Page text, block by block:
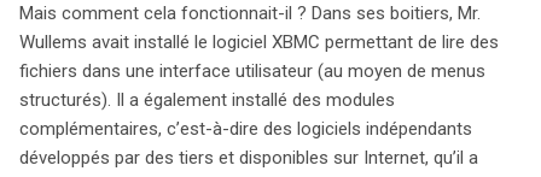
attiré l’attention des autorités. La question centrale est
de savoir si Wullems a engagé une « communication au
public » en vendant ce dispositif. L’avocat général
souligne que fournir des hyperliens vers des œuvres
protégées constitue un acte de communication, et que
le Filmspeler va au-delà d’un simple accessoire
Mais comment cela fonctionnait-il ? Dans ses boitiers, Mr.
Wullems avait installé le logiciel XBMC permettant de lire des
fichiers dans une interface utilisateur (au moyen de menus
structurés). Il a également installé des modules
complémentaires, c’est-à-dire des logiciels indépendants
développés par des tiers et disponibles sur Internet, qu’il a